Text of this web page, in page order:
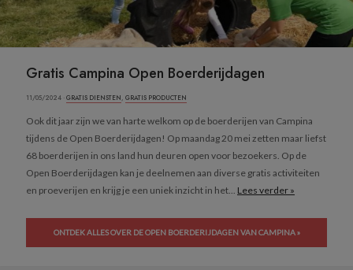
Gratis Campina Open Boerderijdagen
11/05/2024 ·GRATIS DIENSTEN, GRATIS PRODUCTEN
Ook dit jaar zijn we van harte welkom op de boerderijen van Campina
tijdens de Open Boerderijdagen! Op maandag 20 mei zetten maar liefst
68 boerderijen in ons land hun deuren open voor bezoekers. Op de
Open Boerderijdagen kan je deelnemen aan diverse gratis activiteiten
en proeverijen en krijg je een uniek inzicht in het... Lees verder »
ONTDEK ALLES OVER DE OPEN BOERDERIJDAGEN VAN CAMPINA »